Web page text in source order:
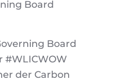
Board
Board
#WLICWOW
der Carbon